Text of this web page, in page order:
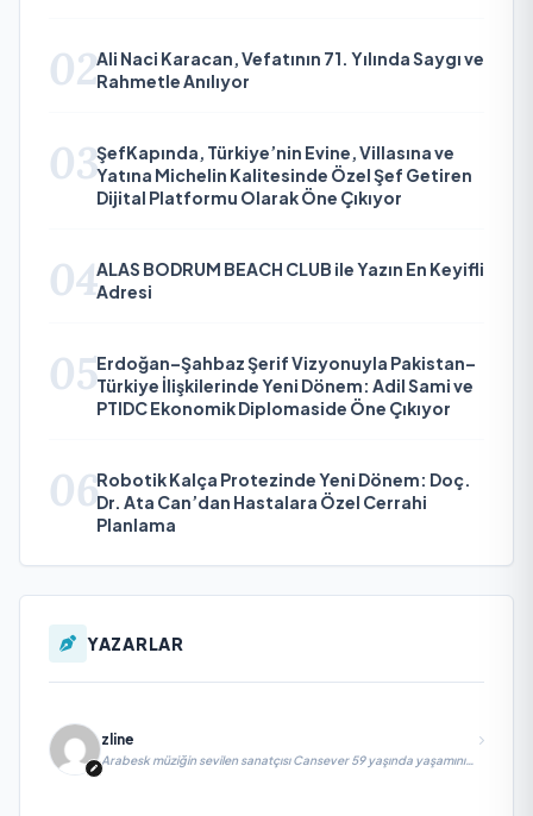
02Ali Naci Karacan, Vefatının 71. Yılında Saygı ve
Rahmetle Anılıyor
03ŞefKapında, Türkiye’nin Evine, Villasına ve
Yatına Michelin Kalitesinde Özel Şef Getiren
Dijital Platformu Olarak Öne Çıkıyor
04ALAS BODRUM BEACH CLUB ile Yazın En Keyifli
Adresi
05Erdoğan–Şahbaz Şerif Vizyonuyla Pakistan–
Türkiye İlişkilerinde Yeni Dönem: Adil Sami ve
PTIDC Ekonomik Diplomaside Öne Çıkıyor
06Robotik Kalça Protezinde Yeni Dönem: Doç.
Dr. Ata Can’dan Hastalara Özel Cerrahi
Planlama
YAZARLAR
zline
Arabesk müziğin sevilen sanatçısı Cansever 59 yaşında yaşamını